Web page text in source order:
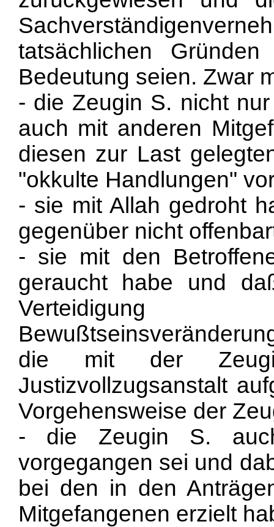
tatsächlichen
Bedeutung seien. Zwar
- die Zeugin S. nicht
auch mit anderen
diesen zur Last
"okkulte Handlungen"
- sie mit Allah gedroht
gegenüber nicht
- sie mit den
geraucht habe und
die mit der
Justizvollzugsanstalt
Vorgehensweise der
- die Zeugin S.
vorgegangen sei und
bei den in den
Mitgefangenen erzielt